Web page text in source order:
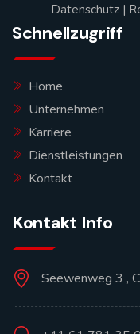
Datenschutz |
Schnellzugriff
Home
Unternehmen
Karriere
Dienstleistungen
Kontakt
Kontakt Info
Seewenweg 3 ,